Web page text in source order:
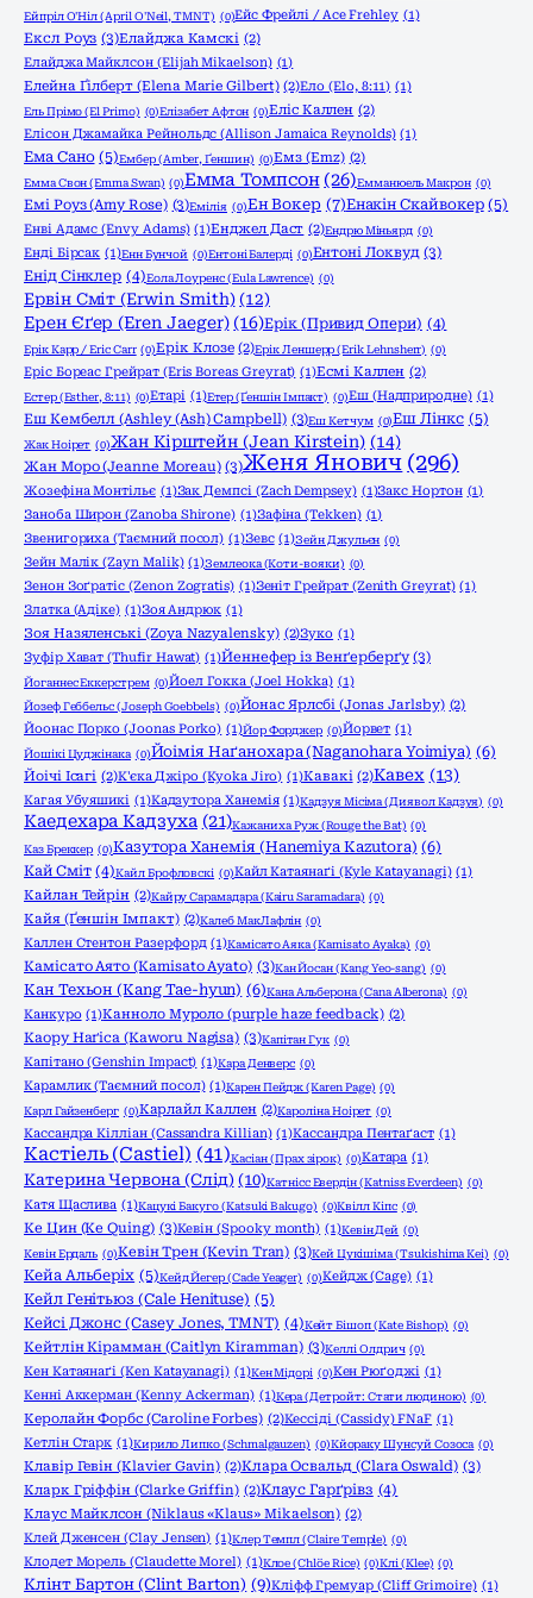
Ейпріл О'Ніл (April O'Neil, TMNT) (0)Ейс Фрейлі / Ace Frehley (1)
Ексл Роуз (3)Елайджа Камскі (2)
Елайджа Майклсон (Elijah Mikaelson) (1)
Елейна Ґілберт (Elena Marie Gilbert) (2)Ело (Elo, 8:11) (1)
Ель Прімо (El Primo) (0)Елізабет Афтон (0)Еліс Каллен (2)
Елісон Джамайка Рейнольдс (Allison Jamaica Reynolds) (1)
Ема Сано (5)Ембер (Amber, Ґеншин) (0)Емз (Emz) (2)
Емма Свон (Emma Swan) (0)Емма Томпсон (26)Емманюель Макрон (0)
Емі Роуз (Amy Rose) (3)Емілія (0)Ен Вокер (7)Енакін Скайвокер (5)
Енві Адамс (Envy Adams) (1)Енджел Даст (2)Ендрю Міньярд (0)
Енді Бірсак (1)Енн Бунчой (0)Ентоні Балерді (0)Ентоні Локвуд (3)
Енід Сінклер (4)Еола Лоуренс (Eula Lawrence) (0)
Ервін Сміт (Erwin Smith) (12)
Ерен Єґер (Eren Jaeger) (16)Ерік (Привид Опери) (4)
Ерік Карр / Eric Carr (0)Ерік Клозе (2)Ерік Леншерр (Erik Lehnsherr) (0)
Еріс Бореас Грейрат (Eris Boreas Greyrat) (1)Есмі Каллен (2)
Естер (Esther, 8:11) (0)Етарі (1)Етер (Ґеншін Імпакт) (0)Еш (Надприродне) (1)
Еш Кембелл (Ashley (Ash) Campbell) (3)Еш Кетчум (0)Еш Лінкс (5)
Жак Ноірет (0)Жан Кірштейн (Jean Kirstein) (14)
Жан Моро (Jeanne Moreau) (3)Женя Янович (296)
Жозефіна Монтільє (1)Зак Демпсі (Zach Dempsey) (1)Закс Нортон (1)
Заноба Широн (Zanoba Shirone) (1)Зафіна (Tekken) (1)
Звенигориха (Таємний посол) (1)Зевс (1)Зейн Джульєн (0)
Зейн Малік (Zayn Malik) (1)Землеока (Коти-вояки) (0)
Зенон Зоґратіс (Zenon Zogratis) (1)Зеніт Грейрат (Zenith Greyrat) (1)
Златка (Адіке) (1)Зоя Андрюк (1)
Зоя Назяленські (Zoya Nazyalensky) (2)Зуко (1)
Зуфір Хават (Thufir Hawat) (1)Йеннефер із Венґерберґу (3)
Йоганнес Еккерстрем (0)Йоел Гокка (Joel Hokka) (1)
Йозеф Геббельс (Joseph Goebbels) (0)Йонас Ярлсбі (Jonas Jarlsby) (2)
Йоонас Порко (Joonas Porko) (1)Йор Форджер (0)Йорвет (1)
Йошікі Цуджінака (0)Йоімія Наґанохара (Naganohara Yoimiya) (6)
Йоічі Ісагі (2)К'єка Джіро (Kyoka Jiro) (1)Кавакі (2)Кавех (13)
Кагая Убуяшикі (1)Кадзутора Ханемія (1)Кадзуя Місіма (Диявол Кадзуя) (0)
Каедехара Кадзуха (21)Кажаниха Руж (Rouge the Bat) (0)
Каз Бреккер (0)Казутора Ханемія (Hanemiya Kazutora) (6)
Кай Сміт (4)Кайл Брофловскі (0)Кайл Катаянаґі (Kyle Katayanagi) (1)
Кайлан Тейрін (2)Кайру Сарамадара (Kairu Saramadara) (0)
Кайя (Ґеншін Імпакт) (2)Калеб МакЛафлін (0)
Каллен Стентон Разерфорд (1)Камісато Аяка (Kamisato Ayaka) (0)
Камісато Аято (Kamisato Ayato) (3)Кан Йосан (Kang Yeo-sang) (0)
Кан Техьон (Kang Tae-hyun) (6)Кана Альберона (Cana Alberona) (0)
Канкуро (1)Канноло Муроло (purple haze feedback) (2)
Каору Наґіса (Kaworu Nagisa) (3)Капітан Гук (0)
Капітано (Genshin Impact) (1)Кара Денверс (0)
Карамлик (Таємний посол) (1)Карен Пейдж (Karen Page) (0)
Карл Гайзенберг (0)Карлайл Каллен (2)Кароліна Ноірет (0)
Кассандра Кілліан (Cassandra Killian) (1)Кассандра Пентаґаст (1)
Кастіель (Castiel) (41)Касіан (Прах зірок) (0)Катара (1)
Катерина Червона (Слід) (10)Катнісс Евердін (Katniss Everdeen) (0)
Катя Щаслива (1)Кацукі Бакуго (Katsuki Bakugo) (0)Квілл Кіпс (0)
Ке Цин (Ke Quing) (3)Кевін (Spooky month) (1)Кевін Дей (0)
Кевін Ердаль (0)Кевін Трен (Kevin Tran) (3)Кей Цукішіма (Tsukishima Kei) (0)
Кейа Альберіх (5)Кейд Йегер (Cade Yeager) (0)Кейдж (Cage) (1)
Кейл Генітьюз (Cale Henituse) (5)
Кейсі Джонс (Casey Jones, TMNT) (4)Кейт Бішоп (Kate Bishop) (0)
Кейтлін Кірамман (Caitlyn Kiramman) (3)Келлі Олдрич (0)
Кен Катаянаґі (Ken Katayanagi) (1)Кен Мідорі (0)Кен Рюґоджі (1)
Кенні Аккерман (Kenny Ackerman) (1)Кера (Детройт: Стати людиною) (0)
Керолайн Форбс (Caroline Forbes) (2)Кессіді (Cassidy) FNaF (1)
Кетлін Старк (1)Кирило Липко (Schmalgauzen) (0)Кйораку Шунсуй Созоса (0)
Клавір Гевін (Klavier Gavin) (2)Клара Освальд (Clara Oswald) (3)
Кларк Гріффін (Clarke Griffin) (2)Клаус Гарґрівз (4)
Клаус Майклсон (Niklaus «Klaus» Mikaelson) (2)
Клей Дженсен (Clay Jensen) (1)Клер Темпл (Claire Temple) (0)
Клодет Морель (Claudette Morel) (1)Клое (Chlöe Rice) (0)Клі (Klee) (0)
Клінт Бартон (Clint Barton) (9)Кліфф Гремуар (Cliff Grimoire) (1)